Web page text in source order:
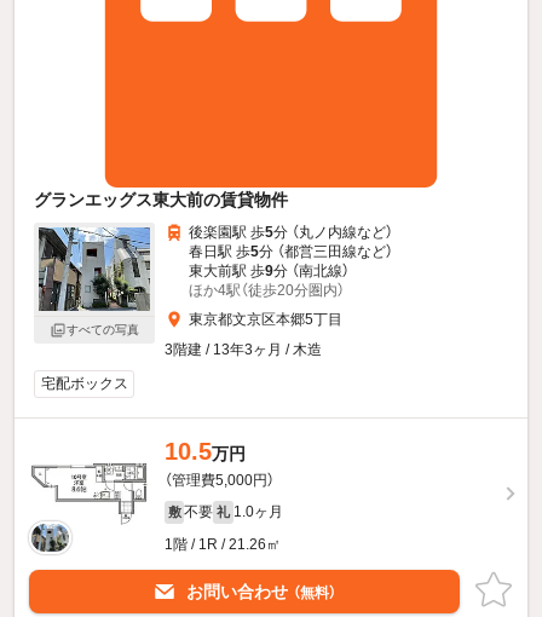
グランエッグス東大前の賃貸物件
すべての写真
後楽園駅 歩5分 （丸ノ内線など）
春日駅 歩5分 （都営三田線など）
東大前駅 歩9分 （南北線）
ほか4駅（徒歩20分圏内）
東京都文京区本郷5丁目
3階建 / 13年3ヶ月 / 木造
宅配ボックス
10.5万円
（管理費5,000円）
敷 不要 礼 1.0ヶ月
1階 / 1R / 21.26㎡
お問い合わせ （無料）